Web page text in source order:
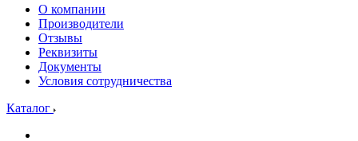
О компании
Производители
Отзывы
Реквизиты
Документы
Условия сотрудничества
Каталог